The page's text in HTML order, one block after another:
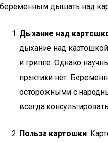
беременным дышать над
Дыхание над
дыхание над
и гриппе. Однако
практики нет.
осторожными с
всегда
Польза картошки: